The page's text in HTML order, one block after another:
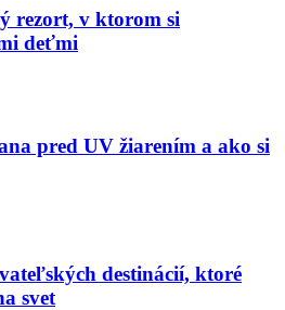
rezort, v ktorom si
deťmi
pred UV žiarením a ako si
destinácií, ktoré
svet